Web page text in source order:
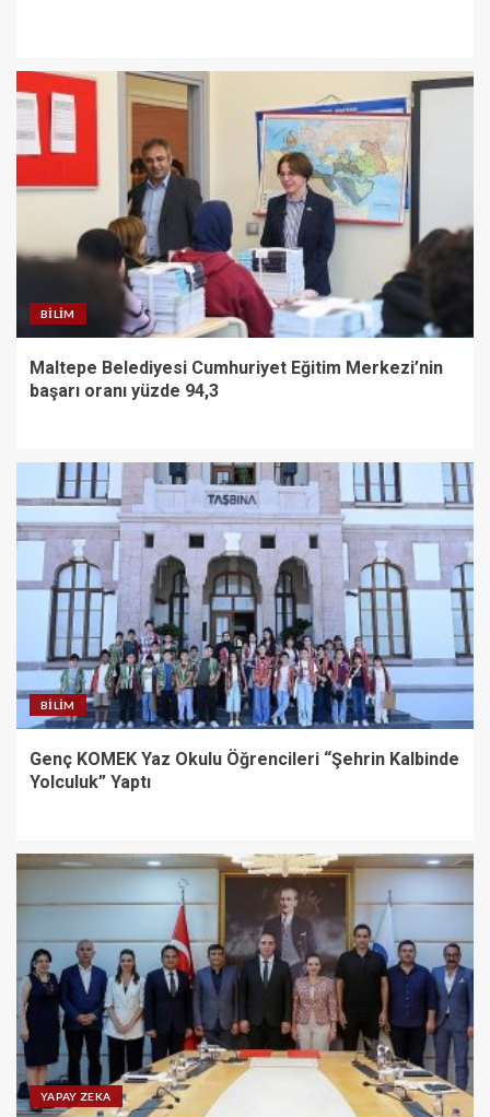
BILIM
Maltepe Belediyesi Cumhuriyet Eğitim Merkezi’nin
başarı oranı yüzde 94,3
BILIM
Genç KOMEK Yaz Okulu Öğrencileri “Şehrin Kalbinde
Yolculuk” Yaptı
YAPAY ZEKA